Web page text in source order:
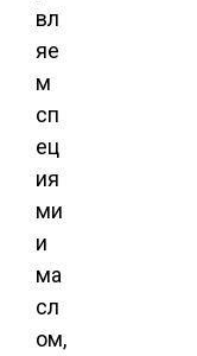
вл
яе
м
сп
ец
ия
ми
и
ма
сл
ом,